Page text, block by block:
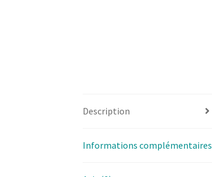
Description
Informations complémentaires